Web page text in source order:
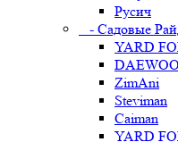
Русич
- Садовые
YARD
DAEWOO
ZimAni
Steviman
Caiman
YARD